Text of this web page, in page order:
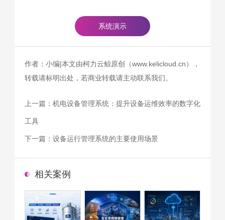
系统演示
作者：小编|本文由柯力云鲸原创（www.kelicloud.cn），
转载请标明出处，若商业转载请主动联系我们。
上一篇： 机电设备管理系统：提升设备运维效率的数字化
工具
下一篇： 设备运行管理系统的主要使用场景
相关案例